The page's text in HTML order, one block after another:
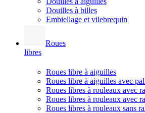
Douilles à billes
Embiellage et vilebrequin
Roues
libres
Roues libre à aiguilles
Roues libre à aiguilles avec
Roues libres à rouleaux avec
Roues libres à rouleaux avec
Roues libres à rouleaux sans